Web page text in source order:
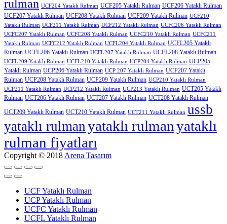
rulman UCF204 Yataklı Rulman UCF205 Yataklı Rulman UCF206 Yataklı Rulman
UCF207 Yataklı Rulman UCF208 Yataklı Rulman UCF209 Yataklı Rulman UCF210
Yataklı Rulman UCF211 Yataklı Rulman UCF212 Yataklı Rulman UCFC206 Yataklı Rulman
UCFC207 Yataklı Rulman UCFC208 Yataklı Rulman UCFC210 Yataklı Rulman UCFC211
Yataklı Rulman UCFC212 Yataklı Rulman UCFL204 Yataklı Rulman UCFL205 Yataklı
Rulman UCFL206 Yataklı Rulman UCFL207 Yataklı Rulman UCFL208 Yataklı Rulman
UCFL209 Yataklı Rulman UCFL210 Yataklı Rulman UCP204 Yataklı Rulman UCP205
Yataklı Rulman UCP206 Yataklı Rulman UCP 207 Yataklı Rulman UCP207 Yataklı
Rulman UCP208 Yataklı Rulman UCP209 Yataklı Rulman UCP210 Yataklı Rulman
UCP211 Yataklı Rulman UCP212 Yataklı Rulman UCP213 Yataklı Rulman UCT205 Yataklı
Rulman UCT206 Yataklı Rulman UCT207 Yataklı Rulman UCT208 Yataklı Rulman
UCT209 Yataklı Rulman UCT210 Yataklı Rulman UCT211 Yataklı Rulman ussb
yataklı rulman yataklı rulmanyataklı
rulman fiyatları
Copyright © 2018 Arena Tasarım
UCF Yataklı Rulman
UCP Yataklı Rulman
UCFC Yataklı Rulman
UCFL Yataklı Rulman